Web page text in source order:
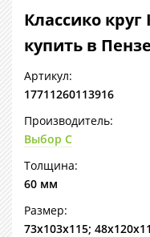
Классико
купить в Пензе
Артикул:
17711260113916
Производитель:
Выбор С
Толщина:
60 мм
Размер:
73х103х115;